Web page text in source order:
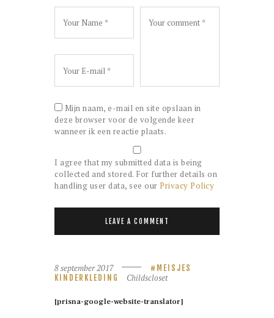
Mijn naam, e-mail en site opslaan in
deze browser voor de volgende keer
wanneer ik een reactie plaats.
I agree that my submitted data is being
collected and stored. For further details on
handling user data, see our Privacy Policy
8 september 2017
MEISJES
KINDERKLEDING
Childscloset
[prisna-google-website-translator]